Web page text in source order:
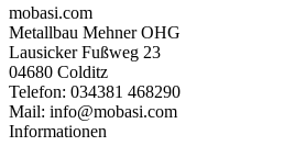
mobasi.com
Metallbau Mehner OHG
Lausicker Fußweg 23
04680 Colditz
Telefon: 034381 468290
Mail: info@mobasi.com
Informationen